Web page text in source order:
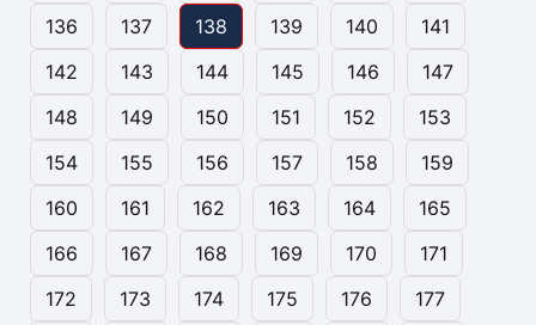
136
137 138 139 140
141
142
143 144 145 146
147
148
149 150 151 152
153
154
155 156 157 158
159
160
161 162 163 164
165
166
167 168 169 170
171
172
173 174 175 176
177